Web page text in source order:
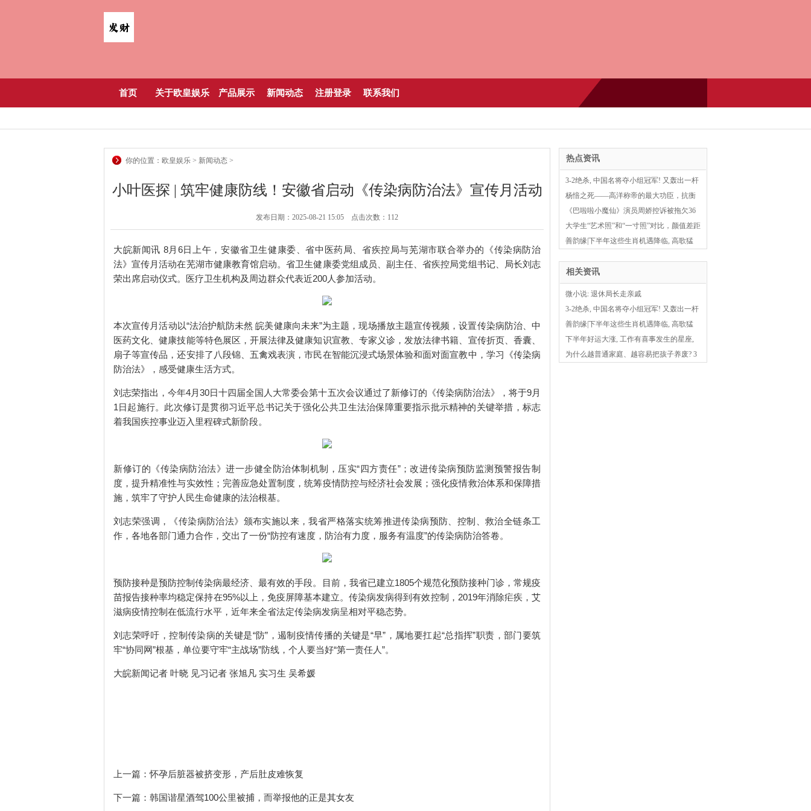
首页 关于欧皇娱乐 产品展示 新闻动态 注册登录 联系我们
你的位置： 欧皇娱乐 > 新闻动态 >
小叶医探 | 筑牢健康防线！安徽省启动《传染病防治法》宣传月活动
_大皖新闻 | 安徽网
发布日期：2025-08-21 15:05 点击次数：112
大皖新闻讯 8月6日上午，安徽省卫生健康委、省中医药局、省疾控局与芜湖市联合举办的《传染病防治
法》宣传月活动在芜湖市健康教育馆启动。省卫生健康委党组成员、副主任、省疾控局党组书记、局长刘志
荣出席启动仪式。医疗卫生机构及周边群众代表近200人参加活动。
本次宣传月活动以“法治护航防未然 皖美健康向未来”为主题，现场播放主题宣传视频，设置传染病防治、中
医药文化、健康技能等特色展区，开展法律及健康知识宣教、专家义诊，发放法律书籍、宣传折页、香囊、
扇子等宣传品，还安排了八段锦、五禽戏表演，市民在智能沉浸式场景体验和面对面宣教中，学习《传染病
防治法》，感受健康生活方式。
刘志荣指出，今年4月30日十四届全国人大常委会第十五次会议通过了新修订的《传染病防治法》，将于9月
1日起施行。此次修订是贯彻习近平总书记关于强化公共卫生法治保障重要指示批示精神的关键举措，标志
着我国疾控事业迈入里程碑式新阶段。
新修订的《传染病防治法》进一步健全防治体制机制，压实“四方责任”；改进传染病预防监测预警报告制
度，提升精准性与实效性；完善应急处置制度，统筹疫情防控与经济社会发展；强化疫情救治体系和保障措
施，筑牢了守护人民生命健康的法治根基。
刘志荣强调，《传染病防治法》颁布实施以来，我省严格落实统筹推进传染病预防、控制、救治全链条工
作，各地各部门通力合作，交出了一份“防控有速度，防治有力度，服务有温度”的传染病防治答卷。
预防接种是预防控制传染病最经济、最有效的手段。目前，我省已建立1805个规范化预防接种门诊，常规疫
苗报告接种率均稳定保持在95%以上，免疫屏障基本建立。传染病发病得到有效控制，2019年消除疟疾，艾
滋病疫情控制在低流行水平，近年来全省法定传染病发病呈相对平稳态势。
刘志荣呼吁，控制传染病的关键是“防”，遏制疫情传播的关键是“早”，属地要扛起“总指挥”职责，部门要筑
牢“协同网”根基，单位要守牢“主战场”防线，个人要当好“第一责任人”。
大皖新闻记者 叶晓 见习记者 张旭凡 实习生 吴希媛
上一篇：怀孕后脏器被挤变形，产后肚皮难恢复
下一篇： 韩国谐星酒驾100公里被捕，而举报他的正是其女友
热点资讯
3-2绝杀, 中国名将夺小组冠军! 又轰出一杆
147, 争冠7人组确定!
杨愔之死——高洋称帝的最大功臣，抗衡
勋贵失败，北齐彻底鲜卑化_娄太后_太子_
贵族
《巴啦啦小魔仙》演员周娇控诉被拖欠36
万元505天 当地文旅：公司承诺今天内还钱
大学生“艺术照”和“一寸照”对比，颜值差距
明显，照片变照骗
善韵缘|下半年这些生肖机遇降临, 高歌猛
相关资讯
微小说: 退休局长走亲戚
3-2绝杀, 中国名将夺小组冠军! 又轰出一杆
147, 争冠7人组确定!
善韵缘|下半年这些生肖机遇降临, 高歌猛
进!
下半年好运大涨, 工作有喜事发生的星座,
红鸾星动, 收获满满
为什么越普通家庭、越容易把孩子养废? 3